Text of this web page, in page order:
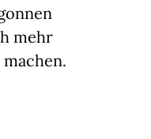
mehr